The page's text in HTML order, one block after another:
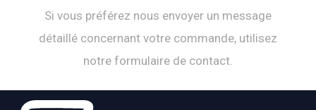
Si vous préférez nous envoyer un message
détaillé concernant votre commande, utilisez
notre formulaire de contact.